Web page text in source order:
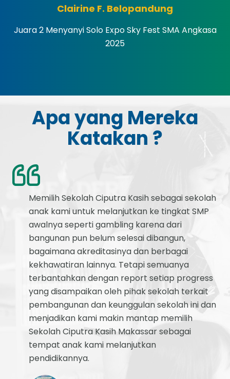
Clairine F. Belopandung
Juara 2 Menyanyi Solo Expo Sky Fest SMA Angkasa
2025
Apa yang Mereka
Katakan ?
Memilih Sekolah Ciputra Kasih sebagai sekolah
anak kami untuk melanjutkan ke tingkat SMP
awalnya seperti gambling karena dari
bangunan pun belum selesai dibangun,
bagaimana akreditasinya dan berbagai
kekhawatiran lainnya. Tetapi semuanya
terbantahkan dengan report setiap progress
yang disampaikan oleh pihak sekolah terkait
pembangunan dan keunggulan sekolah ini dan
menjadikan kami makin mantap memilih
Sekolah Ciputra Kasih Makassar sebagai
tempat anak kami melanjutkan
pendidikannya.